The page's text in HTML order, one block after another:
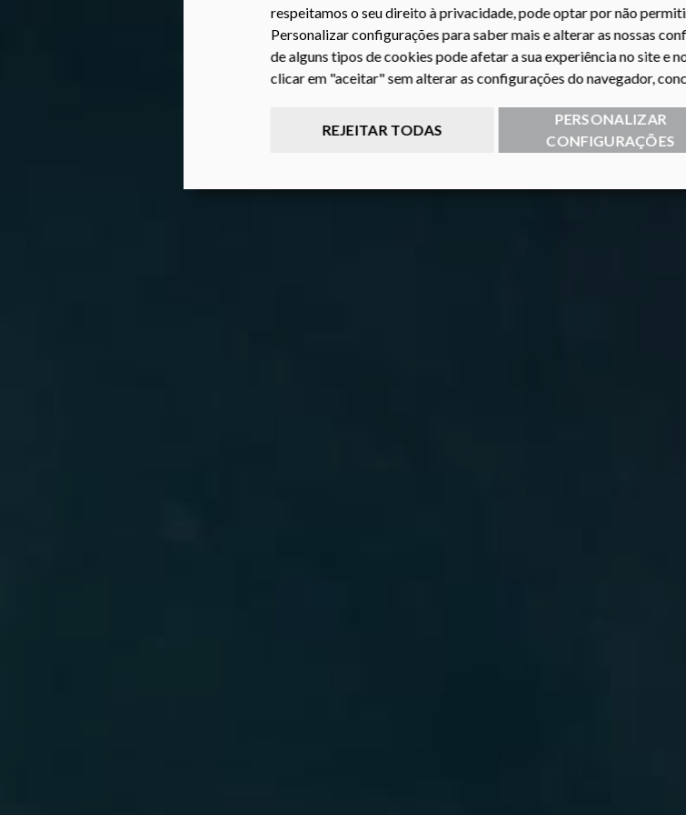
respeitamos o seu direito à privacidade, pode optar por não
Personalizar configurações para saber mais e alterar as nossas
de alguns tipos de cookies pode afetar a sua experiência no site e
clicar em "aceitar" sem alterar as configurações do navegador,
REJEITAR TODAS
PERSONALIZAR
CONFIGURAÇÕES